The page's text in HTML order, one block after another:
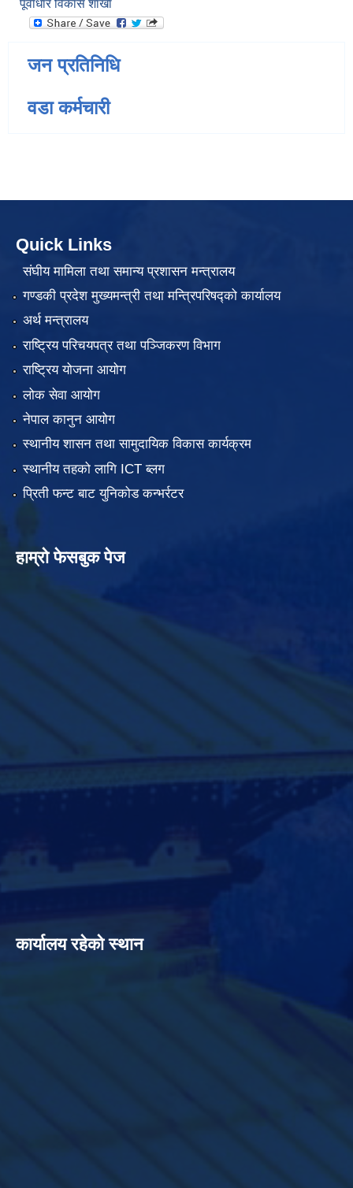
पूर्वाधार विकास शाखा
जन प्रतिनिधि
वडा कर्मचारी
Quick Links
संघीय मामिला तथा समान्य प्रशासन मन्त्रालय
गण्डकी प्रदेश मुख्यमन्त्री तथा मन्त्रिपरिषद्को कार्यालय
अर्थ मन्त्रालय
राष्ट्रिय परिचयपत्र तथा पञ्जिकरण विभाग
राष्ट्रिय योजना आयोग
लोक सेवा आयोग
नेपाल कानुन आयोग
स्थानीय शासन तथा सामुदायिक विकास कार्यक्रम
स्थानीय तहको लागि ICT ब्लग
प्रिती फन्ट बाट युनिकोड कन्भर्रटर
हाम्रो फेसबुक पेज
कार्यालय रहेको स्थान